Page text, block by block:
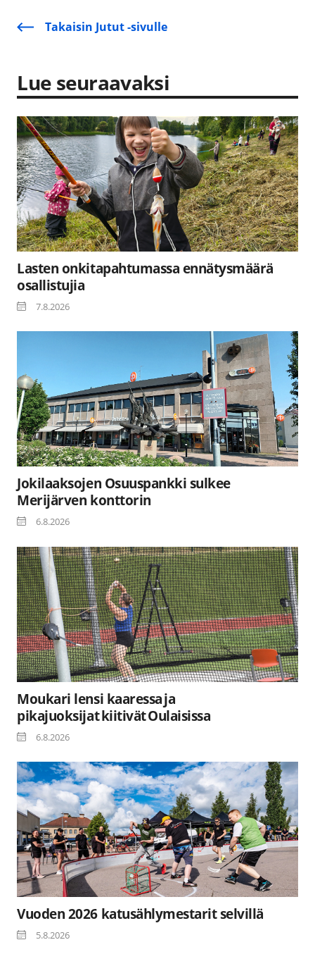
Takaisin Jutut -sivulle
Lue seuraavaksi
Lasten onkitapahtumassa ennätysmäärä
osallistujia
7.8.2026
Jokilaaksojen Osuuspankki sulkee
Merijärven konttorin
6.8.2026
Moukari lensi kaaressa ja
pikajuoksijat kiitivät Oulaisissa
6.8.2026
Vuoden 2026 katusählymestarit selvillä
5.8.2026